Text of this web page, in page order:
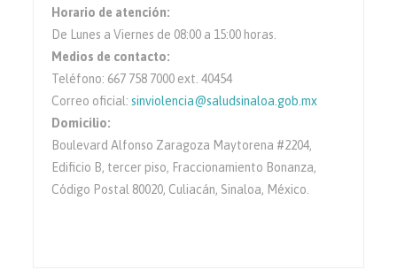
Horario de atención:
De Lunes a Viernes de 08:00 a 15:00 horas.
Medios de contacto:
Teléfono: 667 758 7000 ext. 40454
Correo oficial:sinviolencia@saludsinaloa.gob.mx
Domicilio:
Boulevard Alfonso Zaragoza Maytorena #2204,
Edificio B, tercer piso, Fraccionamiento Bonanza,
Código Postal 80020, Culiacán, Sinaloa, México.